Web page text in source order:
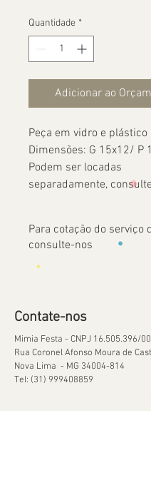
Quantidade *
Adicionar ao
Peça em vidro e plástico
Dimensões: G 15x12/ P
Podem ser locadas
separadamente,
Para cotação do serviço
consulte-nos
Contate-nos
Mimia Festa - CNPJ 16.505.396/
Rua Coronel Afonso Moura de
Nova Lima - MG 34004-814
Tel: (31) 999408859